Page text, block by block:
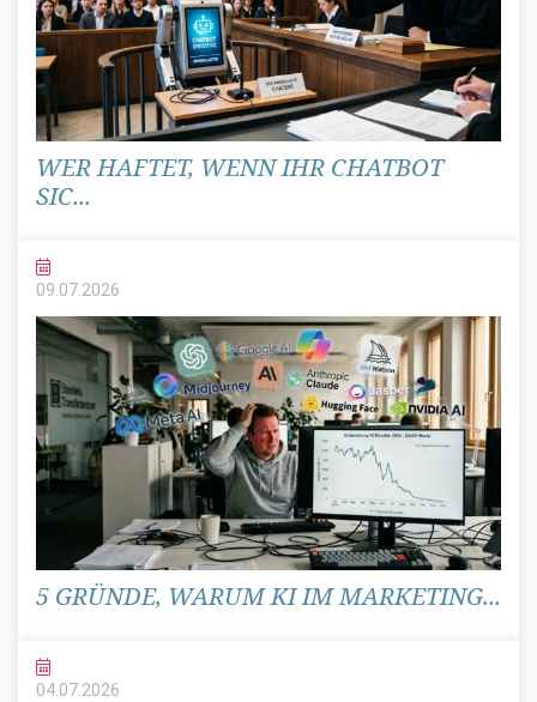
WER HAFTET, WENN IHR CHATBOT
SIC...
09.07.2026
5 GRÜNDE, WARUM KI IM MARKETING...
04.07.2026